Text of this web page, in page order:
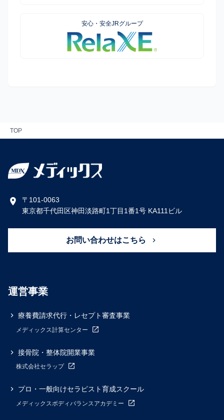
安心・安全JRグループ
TOP
〒101-0063
東京都千代田区神田淡路町1丁目1番1号 KA111ビル
お問い合わせはこちら
運営事業
療養費請求代行・レセプト審査事業
メディックス計算センター
接骨院・整体院開業事業
株式会社セラップ
プロ・一般向けセラピスト育成スクール
メディックスボディバランスアカデミー